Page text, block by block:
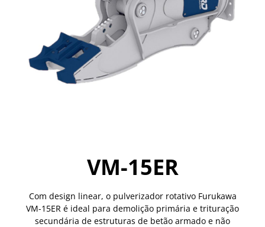
VM-15ER
Com design linear, o pulverizador rotativo Furukawa
VM-15ER é ideal para demolição primária e trituração
secundária de estruturas de betão armado e não